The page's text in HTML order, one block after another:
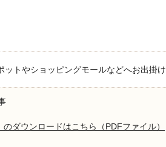
ットやショッピングモールなどへお出掛け